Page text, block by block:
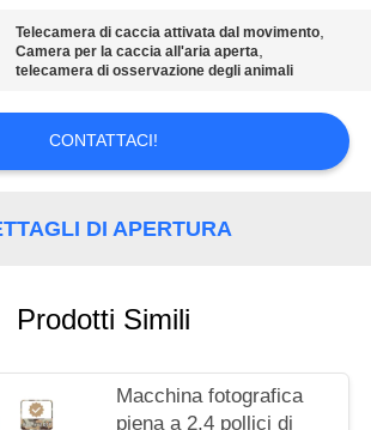
Telecamera di caccia attivata dal movimento,
Camera per la caccia all'aria aperta,
telecamera di osservazione degli animali
CONTATTACI!
DI APERTURA
Prodotti Simili
Macchina fotografica
piena a 2,4 pollici di